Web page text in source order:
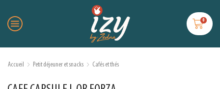
0
Accueil Petit déjeuner et snacks Cafés et thés